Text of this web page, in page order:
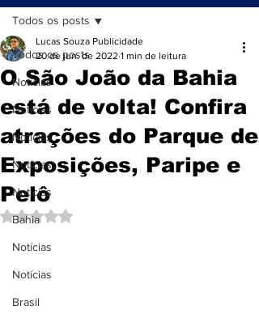
Todos os posts
Notícias
Notícias
Notícias
Notícias
Notícias
Bahia
Notícias
Notícias
Brasil
Todos os posts
O São João da Bahia
está de volta! Confira
atrações do Parque de
Exposições, Paripe e
Pelô
Lucas Souza Publicidade
20 de jun. de 2022 1 min de leitura
Avaliado com NaN de 5 estrelas.